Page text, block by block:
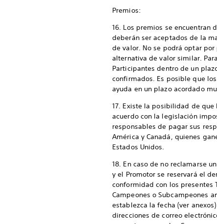
Premios:
16. Los premios se encuentran
deberán ser aceptados de la
de valor. No se podrá optar
alternativa de valor similar.
Participantes dentro de un
confirmados. Es posible que
ayuda en un plazo acordado
17. Existe la posibilidad de
acuerdo con la legislación
responsables de pagar sus
América y Canadá, quienes
Estados Unidos.
18. En caso de no reclamarse
y el Promotor se reservará el
conformidad con los presentes
Campeones o Subcampeones
establezca la fecha (ver
direcciones de correo